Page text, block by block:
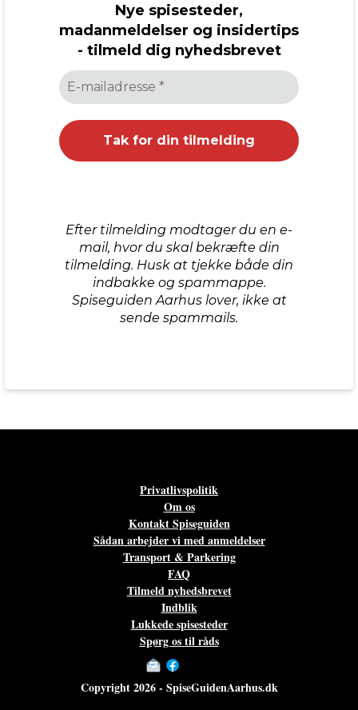
Nye spisesteder,
madanmeldelser og insidertips
- tilmeld dig nyhedsbrevet
Efter tilmelding modtager du en e-
mail, hvor du skal bekræfte din
tilmelding. Husk at tjekke både din
indbakke og spammappe.
Spiseguiden Aarhus lover, ikke at
sende spammails.
Privatlivspolitik
Om os
Kontakt Spiseguiden
Sådan arbejder vi med anmeldelser
Transport & Parkering
FAQ
Tilmeld nyhedsbrevet
Indblik
Lukkede spisesteder
Spørg os til råds
Copyright 2026 - SpiseGuidenAarhus.dk